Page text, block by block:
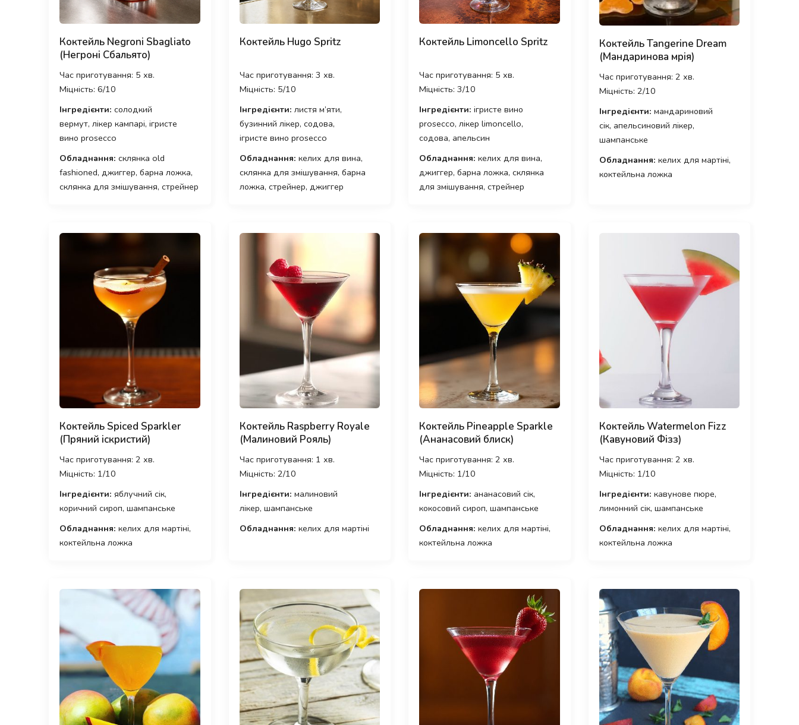
Коктейль Negroni Sbagliato
(Негроні Сбальято)
Час приготування: 5 хв.
Міцність: 6/10
Інгредієнти: солодкий
вермут, лікер кампарі, ігристе
вино prosecco
Обладнання: склянка old
fashioned, джиггер, барна ложка,
склянка для змішування, стрейнер
Коктейль Hugo Spritz
Час приготування: 3 хв.
Міцність: 5/10
Інгредієнти: листя м’яти,
бузинний лікер, содова,
ігристе вино prosecco
Обладнання: келих для вина,
склянка для змішування, барна
ложка, стрейнер, джиггер
Коктейль Limoncello Spritz
Час приготування: 5 хв.
Міцність: 3/10
Інгредієнти: ігристе вино
prosecco, лікер limoncello,
содова, апельсин
Обладнання: келих для вина,
джиггер, барна ложка, склянка
для змішування, стрейнер
Коктейль Tangerine Dream
(Мандаринова мрія)
Час приготування: 2 хв.
Міцність: 2/10
Інгредієнти: мандариновий
сік, апельсиновий лікер,
шампанське
Обладнання: келих для мартіні,
коктейльна ложка
Коктейль Spiced Sparkler
(Пряний іскристий)
Час приготування: 2 хв.
Міцність: 1/10
Інгредієнти: яблучний сік,
коричний сироп, шампанське
Обладнання: келих для мартіні,
коктейльна ложка
Коктейль Raspberry Royale
(Малиновий Рояль)
Час приготування: 1 хв.
Міцність: 2/10
Інгредієнти: малиновий
лікер, шампанське
Обладнання: келих для мартіні
Коктейль Pineapple Sparkle
(Ананасовий блиск)
Час приготування: 2 хв.
Міцність: 1/10
Інгредієнти: ананасовий сік,
кокосовий сироп, шампанське
Обладнання: келих для мартіні,
коктейльна ложка
Коктейль Watermelon Fizz
(Кавуновий Фізз)
Час приготування: 2 хв.
Міцність: 1/10
Інгредієнти: кавунове пюре,
лимонний сік, шампанське
Обладнання: келих для мартіні,
коктейльна ложка